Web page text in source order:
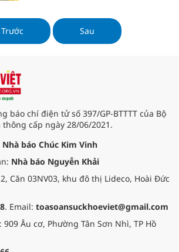
hiếm của Việt Nam kết hợp với
thành phần dược liệu ngoại nhập
Sau
báo chí điện tử số 397/GP-BTTTT của Bộ
cấp ngày 28/06/2021.
Nhà báo Chúc Kim Vinh
Nhà báo Nguyễn Khải
Căn 03NV03, khu đô thị Lideco, Hoài Đức
. Email: toasoansuckhoeviet@gmail.com
909 Âu cơ, Phường Tân Sơn Nhì, TP Hồ